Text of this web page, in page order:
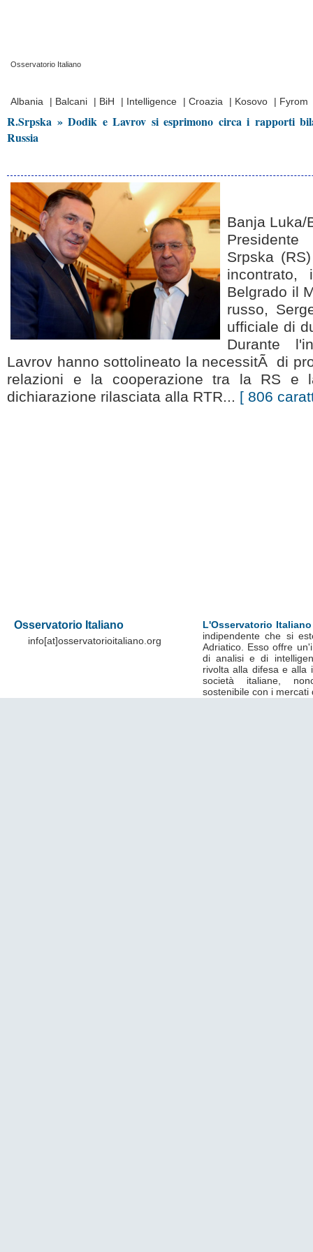
Osservatorio Italiano
Albania
| Balcani | BiH | Intelligence | Croazia | Kosovo | Fyrom
R.Srpska » Dodik e Lavrov si esprimono circa i rapporti
Russia
Banja Luka/
Srpska
Belgrado il
russo,
ufficiale di
Durante
Lavrov hanno sottolineato la necessitÃ di
relazioni e la cooperazione tra la RS e
dichiarazione rilasciata alla RTR... [ 806
Osservatorio Italiano
info[at]osservatorioitaliano.org
L'Osservatorio Italiano
indipendente che si
Adriatico. Esso offre
di analisi e di
rivolta alla difesa e alla
società italiane,
sostenibile con i mercati